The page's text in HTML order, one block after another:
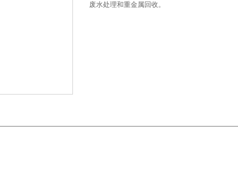
废水处理和重金属回收。